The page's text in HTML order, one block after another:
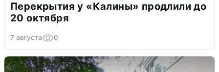
Перекрытия у «Калины» продлили до
20 октября
7 августа 0